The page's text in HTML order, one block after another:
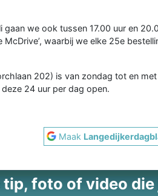
we ook tussen 17.00 uur en
waarbij we elke 25e
202) is van zondag tot en
24 uur per dag open.
Maak
tip, foto of video die